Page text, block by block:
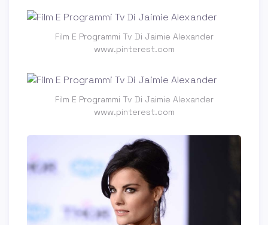
Film E Programmi Tv Di Jaimie Alexander
www.pinterest.com
Film E Programmi Tv Di Jaimie Alexander
www.pinterest.com